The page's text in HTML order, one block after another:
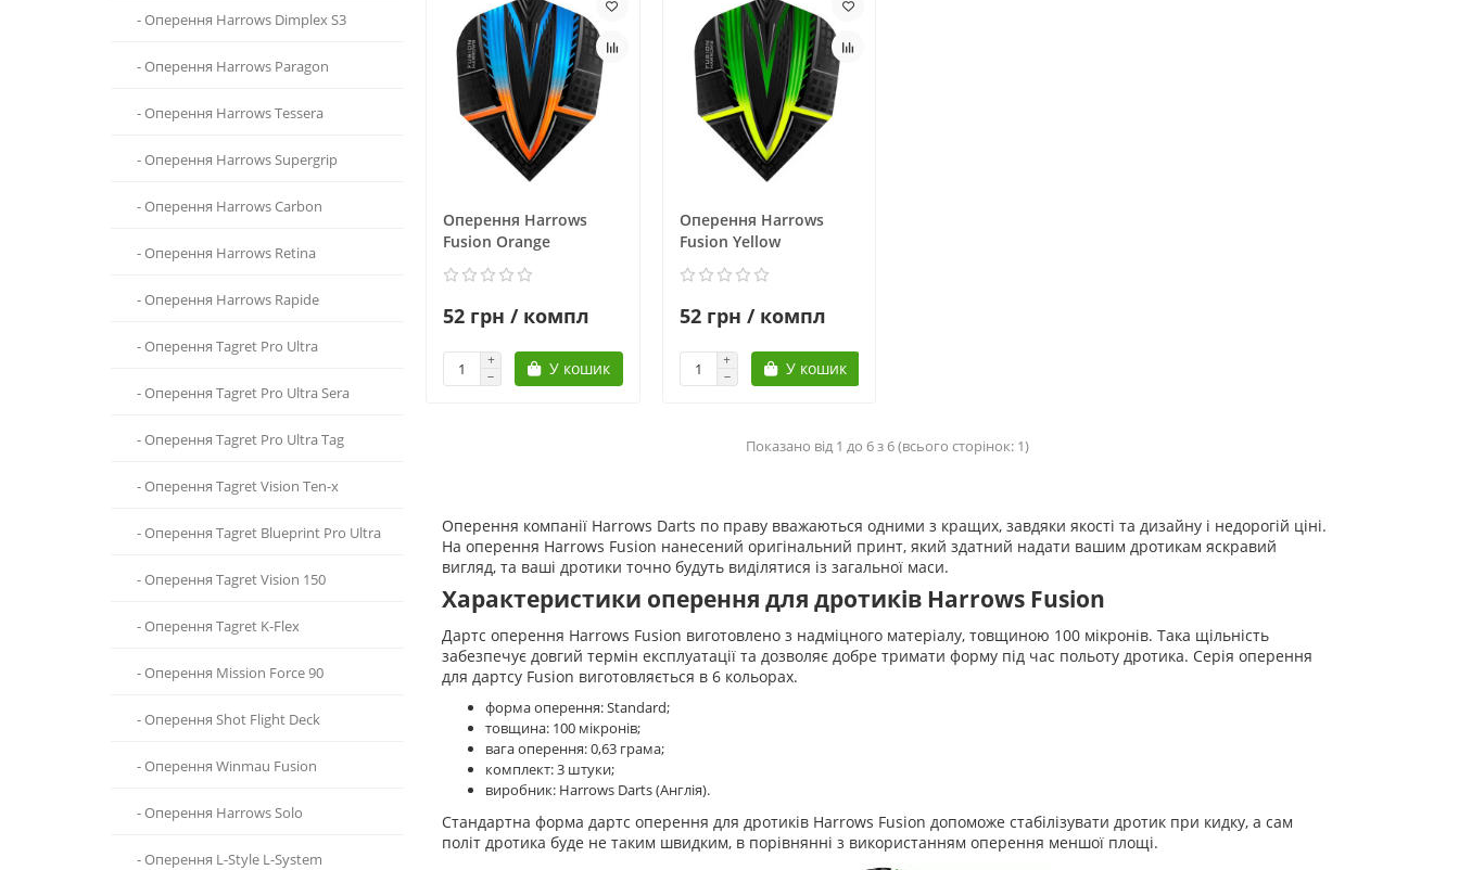
- Оперення Harrows Dimplex S3
- Оперення Harrows Paragon
- Оперення Harrows Tessera
- Оперення Harrows Supergrip
- Оперення Harrows Carbon
- Оперення Harrows Retina
- Оперення Harrows Rapide
- Оперення Tagret Pro Ultra
- Оперення Tagret Pro Ultra Sera
- Оперення Tagret Pro Ultra Tag
- Оперення Tagret Vision Ten-x
- Оперення Tagret Blueprint Pro Ultra
- Оперення Tagret Vision 150
- Оперення Tagret K-Flex
- Оперення Mission Force 90
- Оперення Shot Flight Deck
- Оперення Winmau Fusion
- Оперення Harrows Solo
- Оперення L-Style L-System
Оперення Harrows
Fusion Orange
52 грн / компл
У кошик
Оперення Harrows
Fusion Yellow
52 грн / компл
У кошик
Показано від 1 до 6 з 6 (всього сторінок: 1)
Оперення компанії Harrows Darts по праву вважаються одними з кращих, завдяки якості та дизайну і недорогій ціні.
На оперення Harrows Fusion нанесений оригінальний принт, який здатний надати вашим дротикам яскравий
вигляд, та ваші дротики точно будуть виділятися із загальної маси.
Характеристики оперення для дротиків Harrows Fusion
Дартс оперення Harrows Fusion виготовлено з надміцного матеріалу, товщиною 100 мікронів. Така щільність
забезпечує довгий термін експлуатації та дозволяє добре тримати форму під час польоту дротика. Серія оперення
для дартсу Fusion виготовляється в 6 кольорах.
форма оперення: Standard;
товщина: 100 мікронів;
вага оперення: 0,63 грама;
комплект: 3 штуки;
виробник: Harrows Darts (Англія).
Стандартна форма дартс оперення для дротиків Harrows Fusion допоможе стабілізувати дротик при кидку, а сам
політ дротика буде не таким швидким, в порівнянні з використанням оперення меншої площі.